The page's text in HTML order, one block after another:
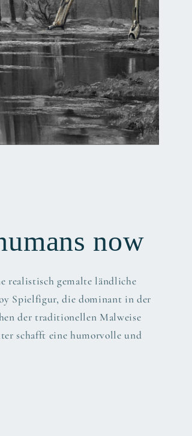
now
realistisch gemalte ländliche
Spielfigur, die dominant in der
der traditionellen Malweise
schafft eine humorvolle und